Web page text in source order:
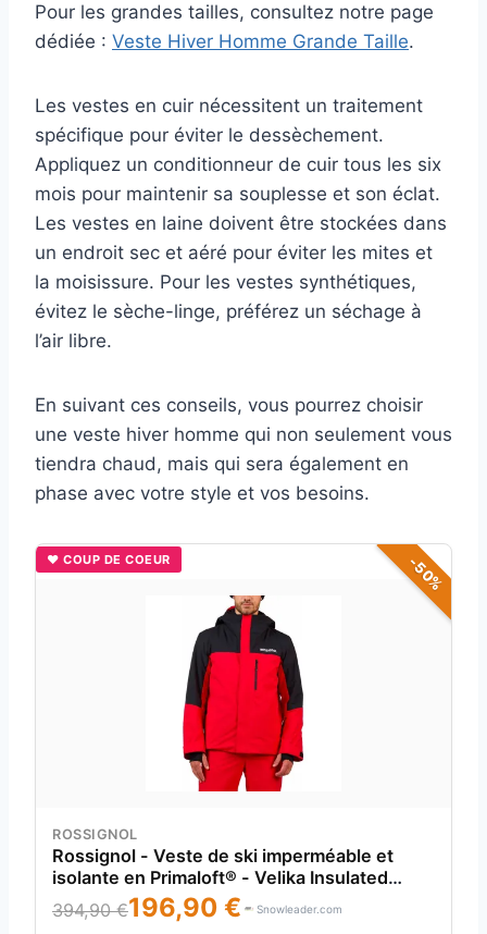
Pour les grandes tailles, consultez notre page
dédiée : Veste Hiver Homme Grande Taille.
Les vestes en cuir nécessitent un traitement
spécifique pour éviter le dessèchement.
Appliquez un conditionneur de cuir tous les six
mois pour maintenir sa souplesse et son éclat.
Les vestes en laine doivent être stockées dans
un endroit sec et aéré pour éviter les mites et
la moisissure. Pour les vestes synthétiques,
évitez le sèche-linge, préférez un séchage à
l’air libre.
En suivant ces conseils, vous pourrez choisir
une veste hiver homme qui non seulement vous
tiendra chaud, mais qui sera également en
phase avec votre style et vos besoins.
-50%
♥ COUP DE COEUR
ROSSIGNOL
Rossignol - Veste de ski imperméable et
isolante en Primaloft® - Velika Insulated
Jacket Sports Red pour Homme - Taille S -
Rouge
394,90 €196,90 € Snowleader.com